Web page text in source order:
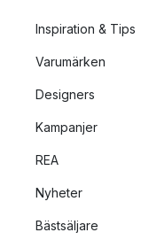
Inspiration & Tips
Varumärken
Designers
Kampanjer
REA
Nyheter
Bästsäljare